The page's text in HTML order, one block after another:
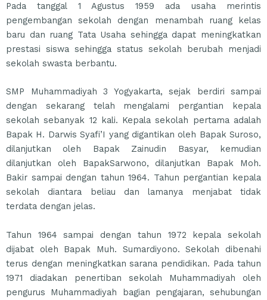
Pada tanggal 1 Agustus 1959 ada usaha merintis
pengembangan sekolah dengan menambah ruang kelas
baru dan ruang Tata Usaha sehingga dapat meningkatkan
prestasi siswa sehingga status sekolah berubah menjadi
sekolah swasta berbantu.
SMP Muhammadiyah 3 Yogyakarta, sejak berdiri sampai
dengan sekarang telah mengalami pergantian kepala
sekolah sebanyak 12 kali. Kepala sekolah pertama adalah
Bapak H. Darwis Syafi’I yang digantikan oleh Bapak Suroso,
dilanjutkan oleh Bapak Zainudin Basyar, kemudian
dilanjutkan oleh BapakSarwono, dilanjutkan Bapak Moh.
Bakir sampai dengan tahun 1964. Tahun pergantian kepala
sekolah diantara beliau dan lamanya menjabat tidak
terdata dengan jelas.
Tahun 1964 sampai dengan tahun 1972 kepala sekolah
dijabat oleh Bapak Muh. Sumardiyono. Sekolah dibenahi
terus dengan meningkatkan sarana pendidikan. Pada tahun
1971 diadakan penertiban sekolah Muhammadiyah oleh
pengurus Muhammadiyah bagian pengajaran, sehubungan